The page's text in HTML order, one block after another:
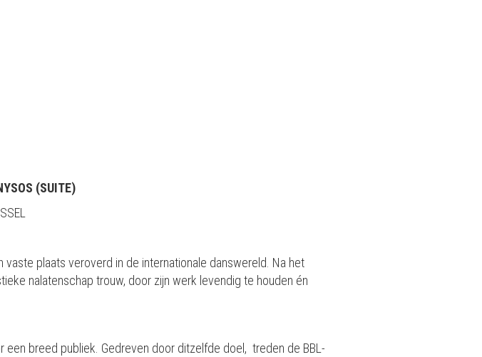
(SUITE)
vaste plaats veroverd in de internationale danswereld. Na het
nalatenschap trouw, door zijn werk levendig te houden én
breed publiek. Gedreven door ditzelfde doel, treden de BBL-